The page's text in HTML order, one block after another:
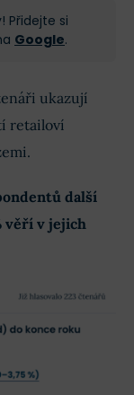
Přidejte si
Google.
ukazují
retailoví
další
věří v jejich